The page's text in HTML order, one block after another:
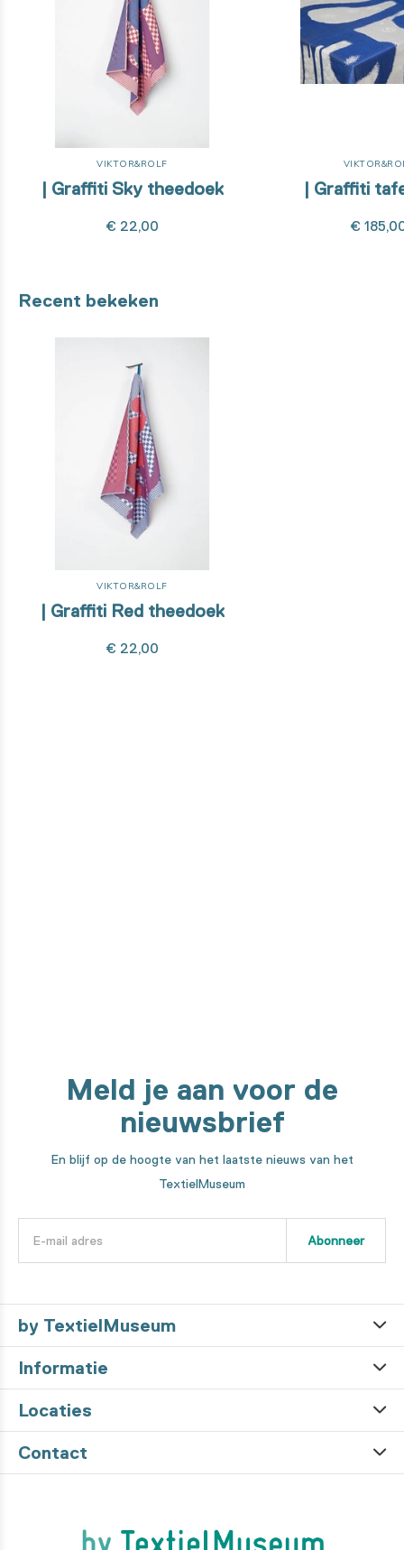
VIKTOR&ROLF
| Graffiti Sky theedoek
€ 22,00
| Graffiti
€
Recent bekeken
VIKTOR&ROLF
| Graffiti Red theedoek
€ 22,00
Meld je aan voor de
nieuwsbrief
En blijf op de hoogte van het laatste nieuws van het
TextielMuseum
Abonneer
by TextielMuseum
Informatie
Locaties
Contact